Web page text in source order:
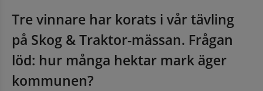
Tre vinnare har korats i vår tävling
på Skog & Traktor-mässan. Frågan
löd: hur många hektar mark äger
kommunen?